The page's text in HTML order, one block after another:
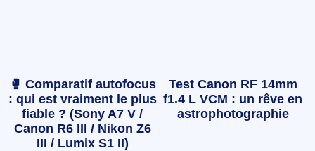
🥊 Comparatif autofocus
: qui est vraiment le plus
fiable ? (Sony A7 V /
Canon R6 III / Nikon Z6
III / Lumix S1 II)
Test Canon RF 14mm
f1.4 L VCM : un rêve en
astrophotographie